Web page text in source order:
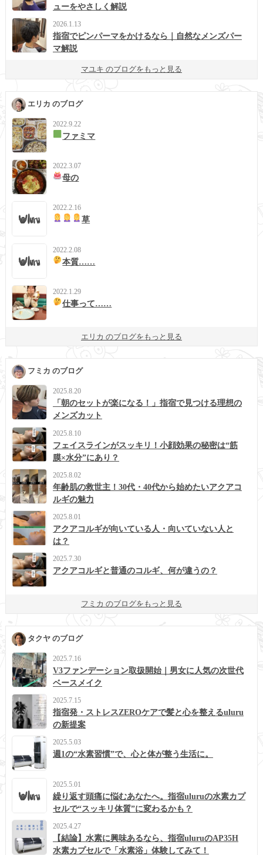
ューをやさしく解説
2026.1.13
指宿でピンパーマをかけるなら｜自然なメンズパー
マ解説
マユキ のブログをもっと見る
エリカ のブログ
2022.9.22
ファミマ
2022.3.07
母の
2022.2.16
草
2022.2.08
本質……
2022.1.29
仕事って……
エリカ のブログをもっと見る
フミカ のブログ
2025.8.20
「朝のセットが楽になる！」指宿で見つける理想の
メンズカット
2025.8.10
フェイスラインがスッキリ！小顔効果の秘密は“筋
膜×水分”にあり？
2025.8.02
年齢肌の救世主！30代・40代から始めたいアクアコ
ルギの魅力
2025.8.01
アクアコルギが向いている人・向いていない人と
は？
2025.7.30
アクアコルギと普通のコルギ、何が違うの？
フミカ のブログをもっと見る
タクヤ のブログ
2025.7.16
V3ファンデーション取扱開始｜男女に人気の次世代
ベースメイク
2025.7.15
指宿発・ストレスZEROケアで髪と心を整えるuluru
の新提案
2025.5.03
週1の“水素習慣”で、心と体が整う生活に。
2025.5.01
繰り返す頭痛に悩むあなたへ。指宿uluruの水素カプ
セルで“スッキリ体質”に変わるかも？
2025.4.27
【結論】水素に興味あるなら、指宿uluruのAP35H
水素カプセルで「水素浴」体験してみて！